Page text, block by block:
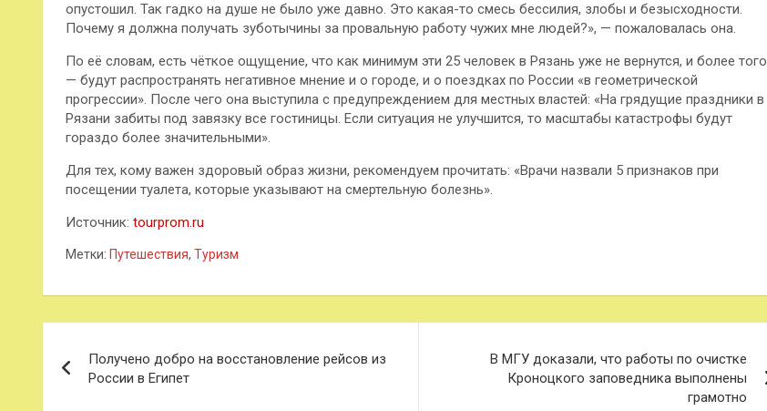
опустошил. Так гадко на душе не было уже давно. Это какая-то смесь бессилия, злобы и безысходности.
Почему я должна получать зуботычины за провальную работу чужих мне людей?», — пожаловалась она.
По её словам, есть чёткое ощущение, что как минимум эти 25 человек в Рязань уже не вернутся, и более того
— будут распространять негативное мнение и о городе, и о поездках по России «в геометрической
прогрессии». После чего она выступила с предупреждением для местных властей: «На грядущие праздники в
Рязани забиты под завязку все гостиницы. Если ситуация не улучшится, то масштабы катастрофы будут
гораздо более значительными».
Для тех, кому важен здоровый образ жизни, рекомендуем прочитать: «Врачи назвали 5 признаков при
посещении туалета, которые указывают на смертельную болезнь».
Источник: tourprom.ru
Метки: Путешествия, Туризм
по
Получено добро на восстановление рейсов из
России в Египет
В МГУ доказали, что работы по очистке
Кроноцкого заповедника выполнены
грамотно